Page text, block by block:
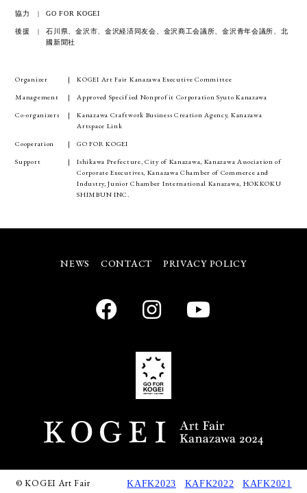
協力 GO FOR KOGEI
後援
石川県、金沢市、金沢経済同友会、金沢商工会議所、金沢青年会議所、北
國新聞社
Organizer
KOGEI Art Fair Kanazawa Executive Committee
Management
Approved Specified Nonprofit Corporation Syuto Kanazawa
Co-organizers
Kanazawa Craftwork Business Creation Agency, Kanazawa
Artspace Link
Cooperation
GO FOR KOGEI
Support
Ishikawa Prefecture, City of Kanazawa, Kanazawa Association of
Corporate Executives, Kanazawa Chamber of Commerce and
Industry, Junior Chamber International Kanazawa, HOKKOKU
SHIMBUN INC.
NEWS CONTACT PRIVACY POLICY
© KOGEI Art Fair
KAFK2023 KAFK2022 KAFK2021